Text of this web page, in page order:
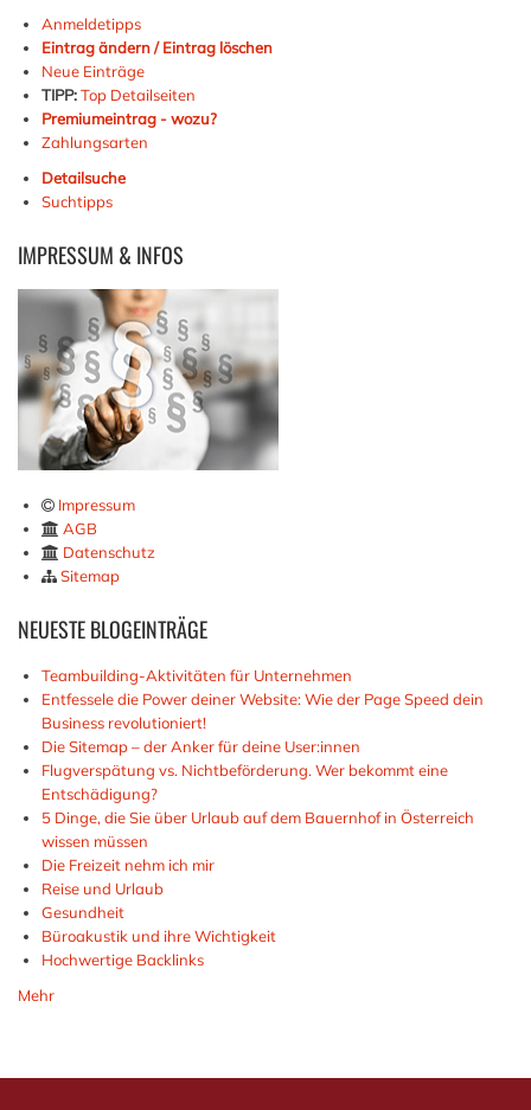
Anmeldetipps
Eintrag ändern / Eintrag löschen
Neue Einträge
TIPP:Top Detailseiten
Premiumeintrag - wozu?
Zahlungsarten
Detailsuche
Suchtipps
IMPRESSUM & INFOS
Impressum
AGB
Datenschutz
Sitemap
NEUESTEBLOGEINTRÄGE
Teambuilding-Aktivitäten für Unternehmen
Entfessele die Power deiner Website: Wie der Page Speed dein
Business revolutioniert!
Die Sitemap – der Anker für deine User:innen
Flugverspätung vs. Nichtbeförderung. Wer bekommt eine
Entschädigung?
5 Dinge, die Sie über Urlaub auf dem Bauernhof in Österreich
wissen müssen
Die Freizeit nehm ich mir
Reise und Urlaub
Gesundheit
Büroakustik und ihre Wichtigkeit
Hochwertige Backlinks
Mehr